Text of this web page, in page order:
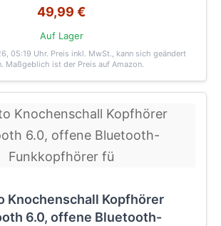
49,99 €
Auf Lager
05:19 Uhr. Preis inkl. MwSt., kann sich geändert
Maßgeblich ist der Preis auf Amazon.
Knochenschall Kopfhörer
6.0, offene Bluetooth-